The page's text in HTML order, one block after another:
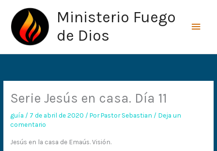
contenido
Ministerio Fuego
de Dios
Serie Jesús en casa. Día 11
guía / 7 de abril de 2020 / PorPastor Sebastian / Deja un
comentario
Jesús en la casa de Emaús. Visión.